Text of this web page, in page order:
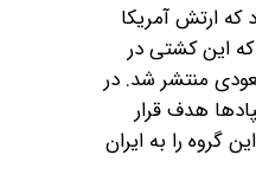
که ارتش آمریکا
این کشتی در
منتشر شد. در
هدف قرار
گروه را به ایران